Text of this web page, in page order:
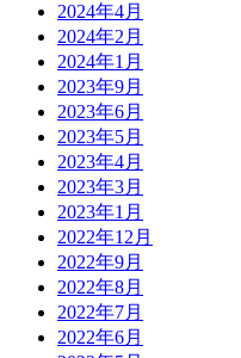
2024年4月
2024年2月
2024年1月
2023年9月
2023年6月
2023年5月
2023年4月
2023年3月
2023年1月
2022年12月
2022年9月
2022年8月
2022年7月
2022年6月